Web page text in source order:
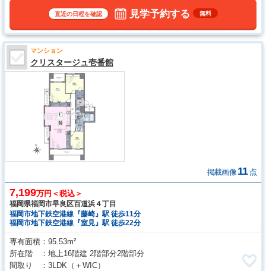
を確認しながら調理ができる対面キッチン
直近の日程を確認 見学予約する 無料
マンション
クリスタージュ壱番館
掲載画像 11 点
7,199万円＜税込＞
福岡県福岡市早良区百道浜４丁目
福岡市地下鉄空港線『藤崎』駅 徒歩11分
福岡市地下鉄空港線『室見』駅 徒歩22分
専有面積
95.53m²
所在階
地上16階建 2階部分2階部分
間取り
3LDK （＋WIC）